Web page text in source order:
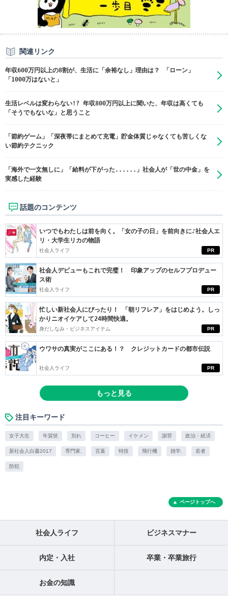
関連リンク
年収600万円以上の8割が、生活に「余裕なし」理由は？ 「ローン」
「1000万はないと」
生活レベルは変わらない!? 年収800万円以上に聞いた、年収は高くても
「そうでもないな」と思うこと
「節約ゲーム」「深夜帯にまとめて充電」貯金体質じゃなくても苦しくな
い節約テクニック
「海外で一文無しに」「給料が下がった......」社会人が「世の中金」を
実感した経験
話題のコンテンツ
PR
いつでもわたしは前を向く。「女の子の日」を前向きに♪社会人エ
リ・大学生リカの物語
社会人ライフ
PR
社会人デビューもこれで完璧！ 印象アップのセルフプロデュー
ス術
社会人ライフ
PR
忙しい新社会人にぴったり！ 「朝リフレア」をはじめよう。しっ
かりニオイケアして24時間快適。
身だしなみ・ビジネスアイテム
PR
ウワサの真実がここにある！？ クレジットカードの都市伝説
社会人ライフ
もっと見る
注目キーワード
女子大生 年賀状 別れ コーヒー イケメン 謝罪 政治・経済
新社会人白書2017 専門家. 言葉 特技 飛行機 雑学. 若者
防犯
ページトップへ
社会人ライフ ビジネスマナー
内定・入社 卒業・卒業旅行
お金の知識